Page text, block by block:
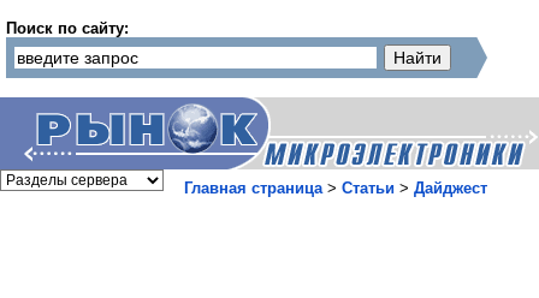
Поиск по сайту:
Главная страница> Статьи > Дайджест